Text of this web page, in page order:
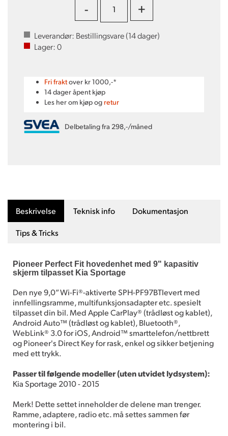
- +
Leverandør: Bestillingsvare (14dager)
Lager:0
Fri fraktover kr 1000,-*
14 dager åpent kjøp
Les her om kjøp og retur
Delbetaling fra 298,-/måned
Beskrivelse Teknisk info Dokumentasjon
Tips & Tricks
Pioneer Perfect Fit hovedenhet med 9" kapasitiv
skjerm tilpasset Kia Sportage
Den nye 9,0” Wi-Fi®-aktiverte SPH-PF97BTlevert med
innfellingsramme, multifunksjonsadapter etc. spesielt
tilpasset din bil. Med Apple CarPlay® (trådløst og kablet),
Android Auto™ (trådløst og kablet), Bluetooth®,
WebLink® 3.0 for iOS, Android™ smarttelefon/nettbrett
og Pioneer's Direct Key for rask, enkel og sikker betjening
med ett trykk.
Passer til følgende modeller (uten utvidet lydsystem):
Kia Sportage 2010 - 2015
Merk! Dette settet inneholder de delene man trenger.
Ramme, adaptere, radio etc. må settes sammen før
montering i bil.